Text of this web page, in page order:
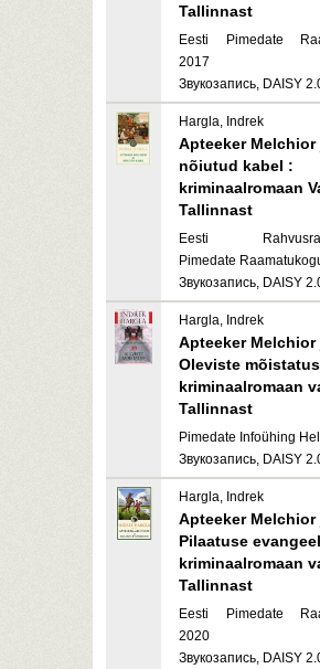
Tallinnast
Eesti Pimedate
2017
Звукозапись, DAISY
Hargla, Indrek
Apteeker Melchior
nõiutud kabel :
kriminaalromaan
Tallinnast
Eesti
Pimedate
Звукозапись, DAISY
Hargla, Indrek
Apteeker Melchior
Oleviste
kriminaalromaan
Tallinnast
Pimedate Infoühing
Звукозапись, DAISY
Hargla, Indrek
Apteeker Melchior
Pilaatuse
kriminaalromaan
Tallinnast
Eesti Pimedate
2020
Звукозапись, DAISY